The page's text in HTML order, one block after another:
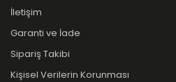
İletişim
Garanti ve İade
Sipariş Takibi
Kişisel Verilerin Korunması